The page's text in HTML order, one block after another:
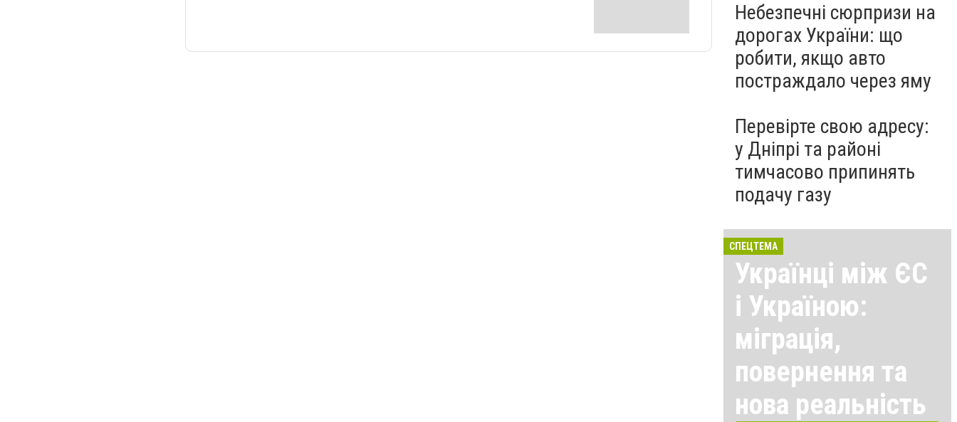
Небезпечні сюрпризи на
дорогах України: що
робити, якщо авто
постраждало через яму
Перевірте свою адресу:
у Дніпрі та районі
тимчасово припинять
подачу газу
СПЕЦТЕМА
Українці між ЄС
і Україною:
міграція,
повернення та
нова реальність